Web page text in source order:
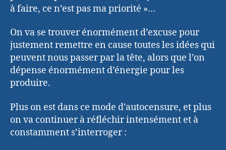
à faire, ce n’est pas ma priorité »…
On va se trouver énormément d’excuse pour
justement remettre en cause toutes les idées qui
peuvent nous passer par la tête, alors que l’on
dépense énormément d’énergie pour les
produire.
Plus on est dans ce mode d’autocensure, et plus
on va continuer à réfléchir intensément et à
constamment s’interroger :